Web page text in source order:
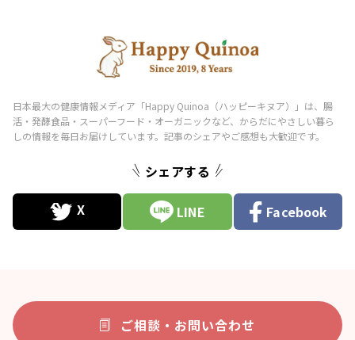
シェアする
LINE Facebook
ご相談・お問い合わせ